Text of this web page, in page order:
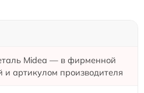
Midea — в фирменной
и артикулом производителя